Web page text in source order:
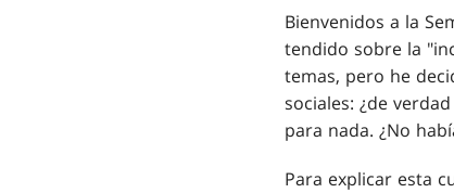
Bienvenidos a la
tendido sobre la
temas, pero he
sociales: ¿de
para nada. ¿No
Para explicar esta